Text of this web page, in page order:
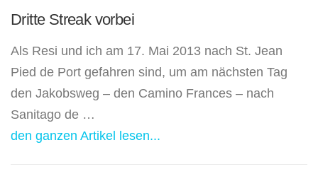
Dritte Streak vorbei
Als Resi und ich am 17. Mai 2013 nach St. Jean
Pied de Port gefahren sind, um am nächsten Tag
den Jakobsweg – den Camino Frances – nach
Sanitago de …
den ganzen Artikel lesen...